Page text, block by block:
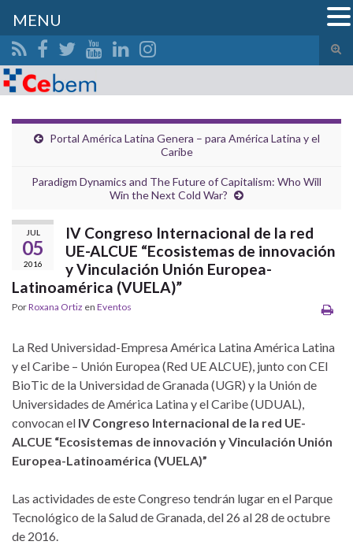
el
Search for:
Portal América Latina Genera – para América Latina y el
Caribe
Paradigm Dynamics and The Future of Capitalism: Who Will
Win the Next Cold War?
JUL
05
2016
IV Congreso Internacional de la red
UE-ALCUE “Ecosistemas de innovación
y Vinculación Unión Europea-
Latinoamérica (VUELA)”
PorRoxana Ortiz en Eventos
La Red Universidad-Empresa América Latina América Latina
y el Caribe – Unión Europea (Red UE ALCUE), junto con CEI
BioTic de la Universidad de Granada (UGR) y la Unión de
Universidades de América Latina y el Caribe (UDUAL),
convocan el IV Congreso Internacional de la red UE-
ALCUE “Ecosistemas de innovación y Vinculación Unión
Europea-Latinoamérica (VUELA)”
Las actividades de este Congreso tendrán lugar en el Parque
Tecnológico de la Salud de Granada, del 26 al 28 de octubre
de 2016.
MENU